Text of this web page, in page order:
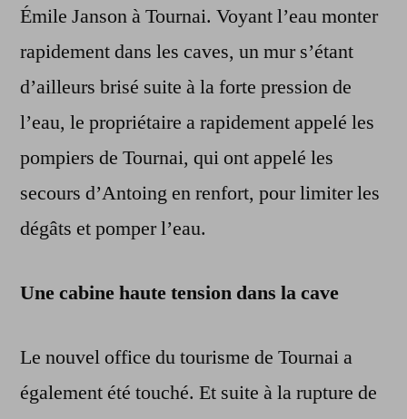
Émile Janson à Tournai. Voyant l’eau monter
rapidement dans les caves, un mur s’étant
d’ailleurs brisé suite à la forte pression de
l’eau, le propriétaire a rapidement appelé les
pompiers de Tournai, qui ont appelé les
secours d’Antoing en renfort, pour limiter les
dégâts et pomper l’eau.
Une cabine haute tension dans la cave
Le nouvel office du tourisme de Tournai a
également été touché. Et suite à la rupture de